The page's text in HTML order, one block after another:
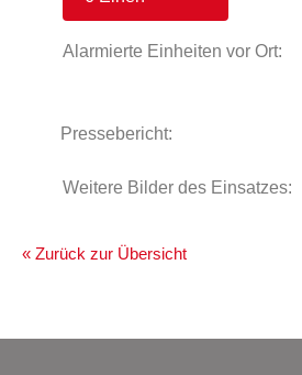
Alarmierte Einheiten vor Ort:
Pressebericht:
Weitere Bilder des Einsatzes:
« Zurück zur Übersicht